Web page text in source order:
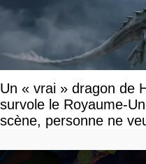
Un « vrai » dragon de
survole le Royaume-
scène, personne ne